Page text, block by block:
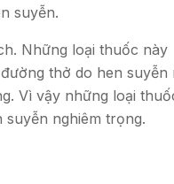
suyễn.
Những loại thuốc
thở do hen
Vì vậy những loại
nghiêm trọng.